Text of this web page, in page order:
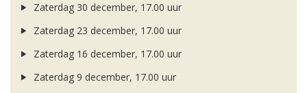
Zaterdag 30 december, 17.00 uur
Zaterdag 23 december, 17.00 uur
Zaterdag 16 december, 17.00 uur
Zaterdag 9 december, 17.00 uur